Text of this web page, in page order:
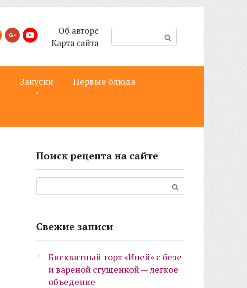
Об авторе
Карта сайта
о
к
Закуски Первые блюда
Поиск рецепта на сайте
Свежие записи
Бисквитный торт «Иней» с безе
и вареной сгущенкой — легкое
объедение